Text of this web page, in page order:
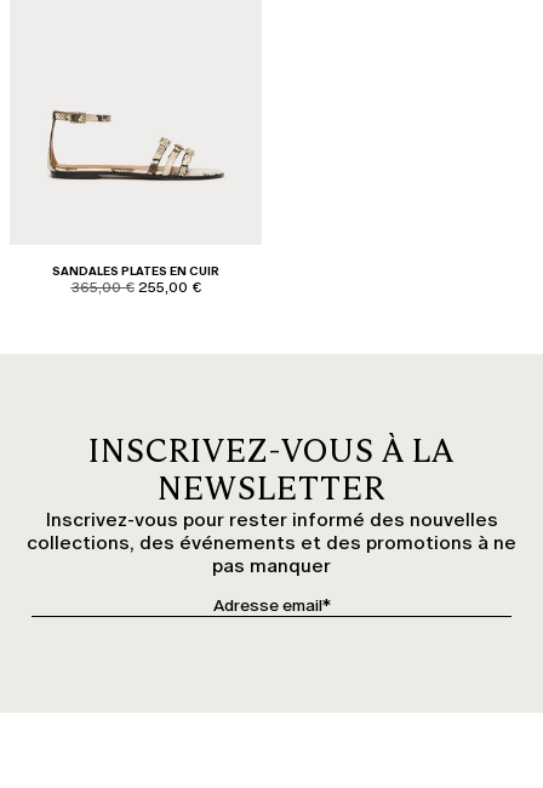
SANDALES PLATES EN CUIR
product.price.original
365,00 € product.price.sale
255,00 €
INSCRIVEZ-VOUS À LA
NEWSLETTER
Inscrivez-vous pour rester informé des nouvelles
collections, des événements et des promotions à ne
pas manquer